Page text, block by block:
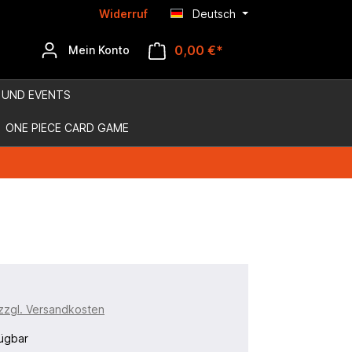
Widerruf Deutsch
Mein Konto 0,00 €*
EVENTS
ONE PIECE CARD GAME
Versandkosten